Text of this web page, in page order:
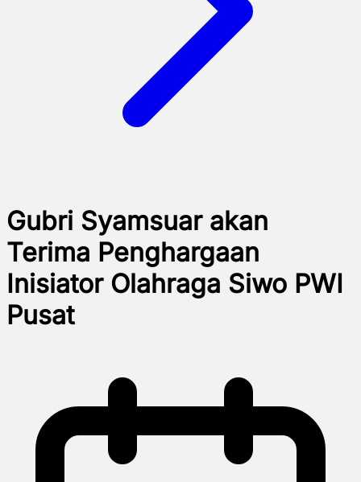
Gubri Syamsuar akan
Terima Penghargaan
Inisiator Olahraga Siwo PWI
Pusat